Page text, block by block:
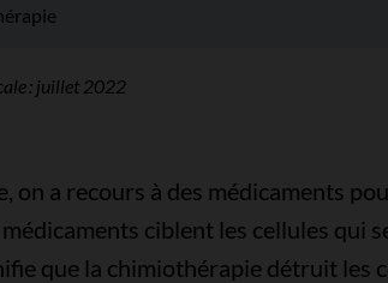
: juillet 2022
on a recours à des médicaments
médicaments ciblent les cellules qui
que la chimiothérapie détruit les